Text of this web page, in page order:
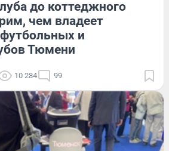
до коттеджного
чем владеет
и
Тюмени
10 284 99